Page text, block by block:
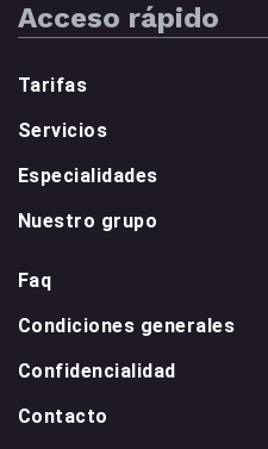
Acceso rápido
Tarifas
Servicios
Especialidades
Nuestro grupo
Faq
Condiciones generales
Confidencialidad
Contacto